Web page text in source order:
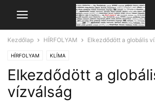
Kezdőlap HÍRFOLYAM Elkezdődött a globális
HÍRFOLYAM KLÍMA
Elkezdődött a
vízválság